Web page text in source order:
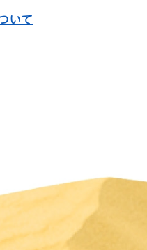
いて